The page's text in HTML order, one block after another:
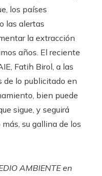
los países
las alertas
la extracción
años. El reciente
Fatih Birol, a las
de lo publicitado en
bien puede
sigue, y seguirá
su gallina de los
AMBIENTE en